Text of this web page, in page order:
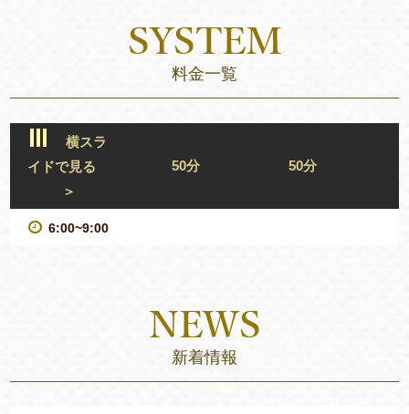
料金一覧
横スラ
イドで見る
＞
50分 50分
6:00~9:00
新着情報